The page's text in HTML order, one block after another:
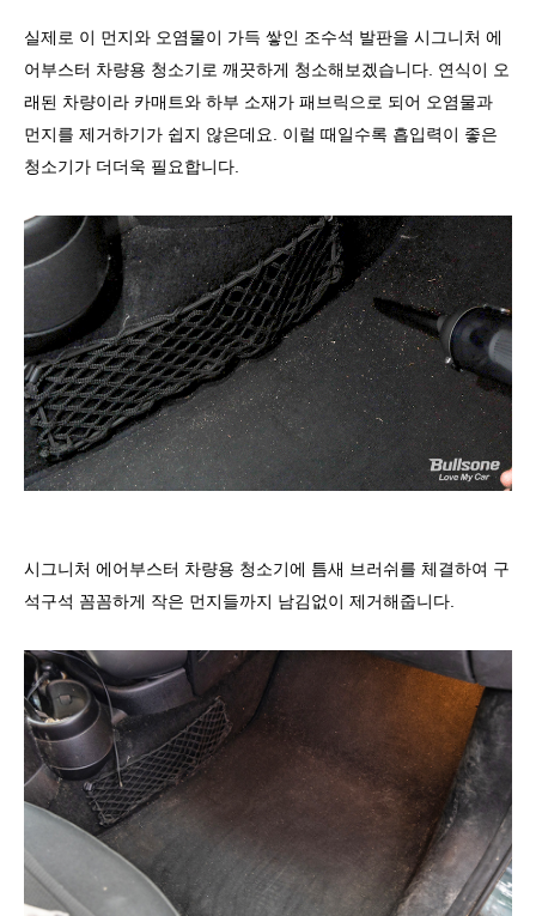
실제로 이 먼지와 오염물이 가득 쌓인 조수석 발판을 시그니처 에
어부스터 차량용 청소기로 깨끗하게 청소해보겠습니다. 연식이 오
래된 차량이라 카매트와 하부 소재가 패브릭으로 되어 오염물과
먼지를 제거하기가 쉽지 않은데요. 이럴 때일수록 흡입력이 좋은
청소기가 더더욱 필요합니다.
시그니처 에어부스터 차량용 청소기에 틈새 브러쉬를 체결하여 구
석구석 꼼꼼하게 작은 먼지들까지 남김없이 제거해줍니다.